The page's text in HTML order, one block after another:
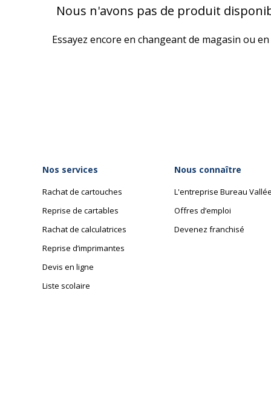
Nous n'avons pas de produit
Essayez encore en changeant de magasin ou
Nos services
Rachat de cartouches
Reprise de cartables
Rachat de calculatrices
Reprise d’imprimantes
Devis en ligne
Liste scolaire
Nous connaître
L'entreprise Bureau
Offres d’emploi
Devenez franchisé